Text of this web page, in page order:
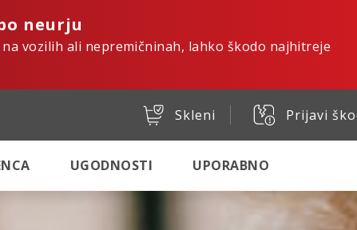
neurju
vozilih ali nepremičninah, lahko škodo najhitreje
Skleni Prijavi
UGODNOSTI UPORABNO